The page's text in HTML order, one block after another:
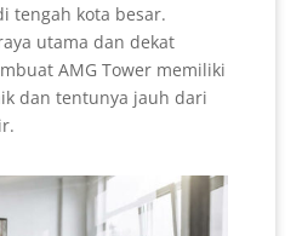
tengah kota besar.
utama dan dekat
AMG Tower memiliki
dan tentunya jauh dari